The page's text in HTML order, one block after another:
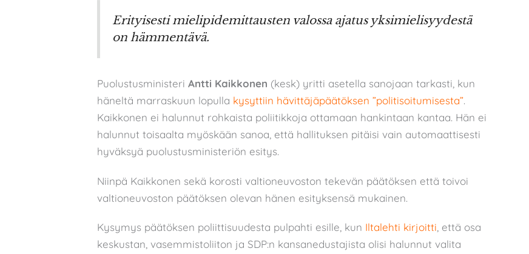
Erityisesti mielipidemittausten valossa ajatus yksimielisyydestä
on hämmentävä.
Puolustusministeri Antti Kaikkonen (kesk) yritti asetella sanojaan tarkasti, kun
häneltä marraskuun lopulla kysyttiin hävittäjäpäätöksen ”politisoitumisesta”.
Kaikkonen ei halunnut rohkaista poliitikkoja ottamaan hankintaan kantaa. Hän ei
halunnut toisaalta myöskään sanoa, että hallituksen pitäisi vain automaattisesti
hyväksyä puolustusministeriön esitys.
Niinpä Kaikkonen sekä korosti valtioneuvoston tekevän päätöksen että toivoi
valtioneuvoston päätöksen olevan hänen esityksensä mukainen.
Kysymys päätöksen poliittisuudesta pulpahti esille, kun Iltalehti kirjoitti , että osa
keskustan, vasemmistoliiton ja SDP:n kansanedustajista olisi halunnut valita